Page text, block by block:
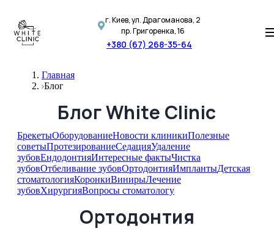
г. Киев, ул. Драгоманова, 2
пр. Григоренка, 16
+380 (67) 268-35-64
Главная
Блог
Блог White Clinic
БрекетыОборудованиеНовости клиникиПолезные
советыПротезированиеСедацияУдаление
зубовЕндодонтияИнтересные фактыЧистка
зубовОтбеливание зубовОртодонтияИмплантыДетская
стоматологияКоронкиВинирыЛечение
зубовХирургияВопросы стоматологу
Ортодонтия